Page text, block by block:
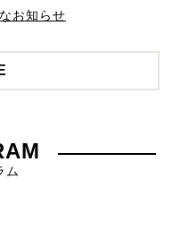
お知らせ
ム